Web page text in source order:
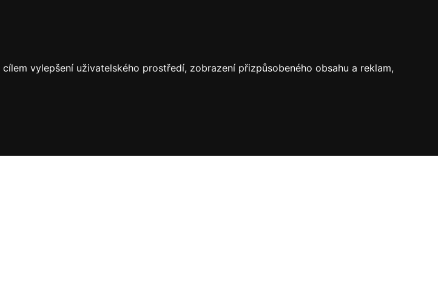
vylepšení uživatelského prostředí, zobrazení přizpůsobeného obsahu a reklam,